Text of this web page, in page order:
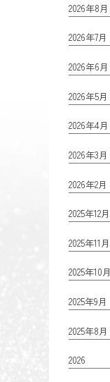
2026年8月
2026年7月
2026年6月
2026年5月
2026年4月
2026年3月
2026年2月
2025年12月
2025年11月
2025年10月
2025年9月
2025年8月
2026